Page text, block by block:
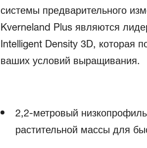
системы предварительного
Kverneland Plus являются
Intelligent Density 3D, которая
ваших условий выращивания.
2,2-метровый
растительной массы для